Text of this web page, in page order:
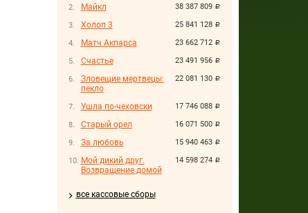
38 387 809 руб.
Майкл
25 841 128 руб.
Холоп 3
23 662 712 руб.
Матч Акпарса
23 491 956 руб.
Счастье
22 081 130 руб.
Зловещие мертвецы:
пекло
17 746 088 руб.
Ушла по-чеховски
16 071 500 руб.
Старый орел
15 940 463 руб.
За любовь
14 598 274 руб.
Мой дикий друг.
Возвращение домой
все кассовые сборы